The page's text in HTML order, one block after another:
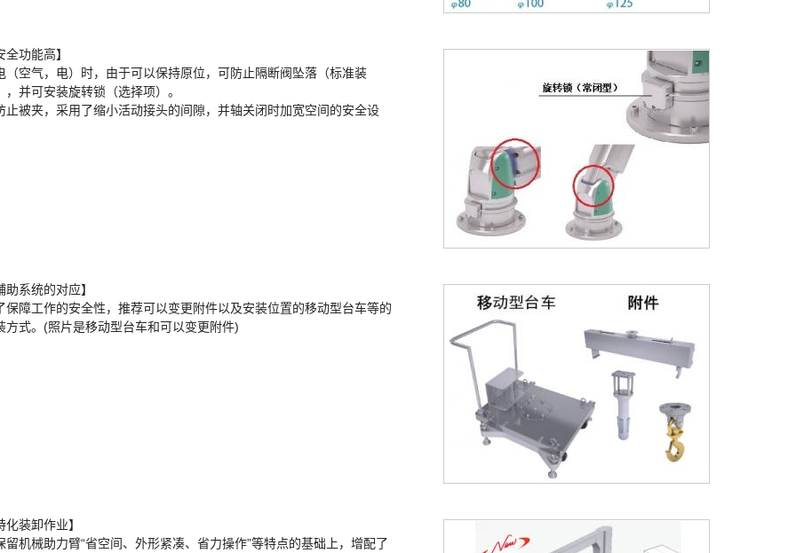
全功能高】
（空气，电）时，由于可以保持原位，可防止隔断阀坠落（标准装
，并可安装旋转锁（选择项）。
止被夹，采用了缩小活动接头的间隙，并轴关闭时加宽空间的安全设
助系统的对应】
保障工作的安全性，推荐可以变更附件以及安装位置的移动型台车等的
方式。(照片是移动型台车和可以变更附件)
化装卸作业】
留机械助力臂“省空间、外形紧凑、省力操作”等特点的基础上，增配了